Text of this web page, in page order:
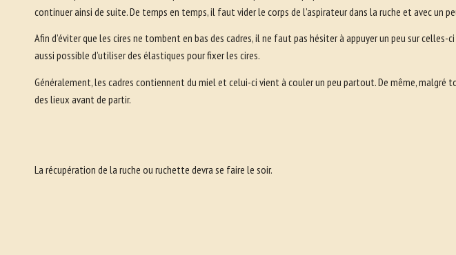
continuer ainsi de suite. De temps en temps, il faut vider le corps de l’aspirateur dans la ruche et avec un
Afin d’éviter que les cires ne tombent en bas des cadres, il ne faut pas hésiter à appuyer un peu sur
aussi possible d’utiliser des élastiques pour fixer les cires.
Généralement, les cadres contiennent du miel et celui-ci vient à couler un peu partout. De même,
des lieux avant de partir.
La récupération de la ruche ou ruchette devra se faire le soir.